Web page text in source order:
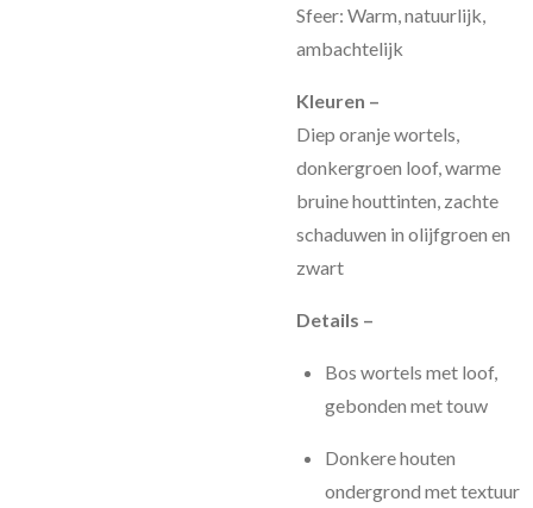
Sfeer: Warm, natuurlijk,
ambachtelijk
Kleuren –
Diep oranje wortels,
donkergroen loof, warme
bruine houttinten, zachte
schaduwen in olijfgroen en
zwart
Details –
Bos wortels met loof,
gebonden met touw
Donkere houten
ondergrond met textuur